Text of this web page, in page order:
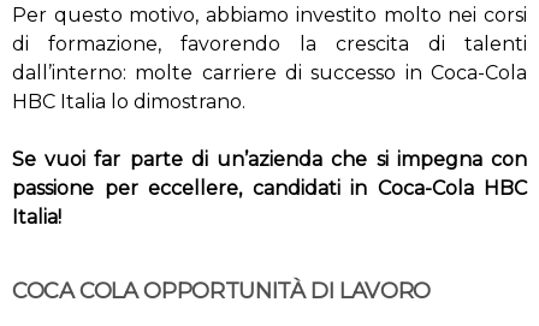
Per questo motivo, abbiamo investito molto nei corsi
di formazione, favorendo la crescita di talenti
dall’interno: molte carriere di successo in Coca-Cola
HBC Italia lo dimostrano.
Se vuoi far parte di un’azienda che si impegna con
passione per eccellere, candidati in Coca-Cola HBC
Italia!
COCA COLA OPPORTUNITÀ DI LAVORO